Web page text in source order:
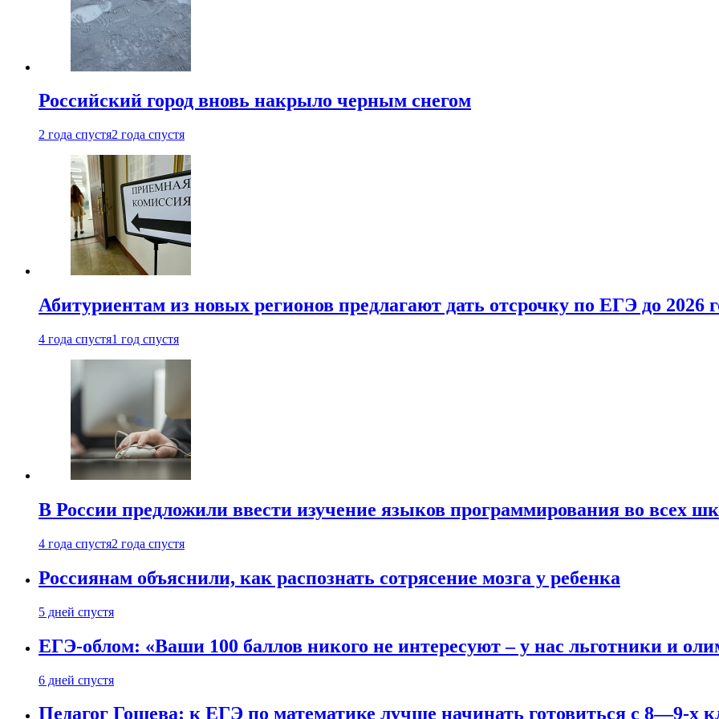
Российский город вновь накрыло черным снегом
2 года спустя2 года спустя
Абитуриентам из новых регионов предлагают дать отсрочку по ЕГЭ до 2026
4 года спустя1 год спустя
В России предложили ввести изучение языков программирования во всех
4 года спустя2 года спустя
Россиянам объяснили, как распознать сотрясение мозга у ребенка
5 дней спустя
ЕГЭ-облом: «Ваши 100 баллов никого не интересуют – у нас льготники и
6 дней спустя
Педагог Гошева: к ЕГЭ по математике лучше начинать готовиться с 8—9-х